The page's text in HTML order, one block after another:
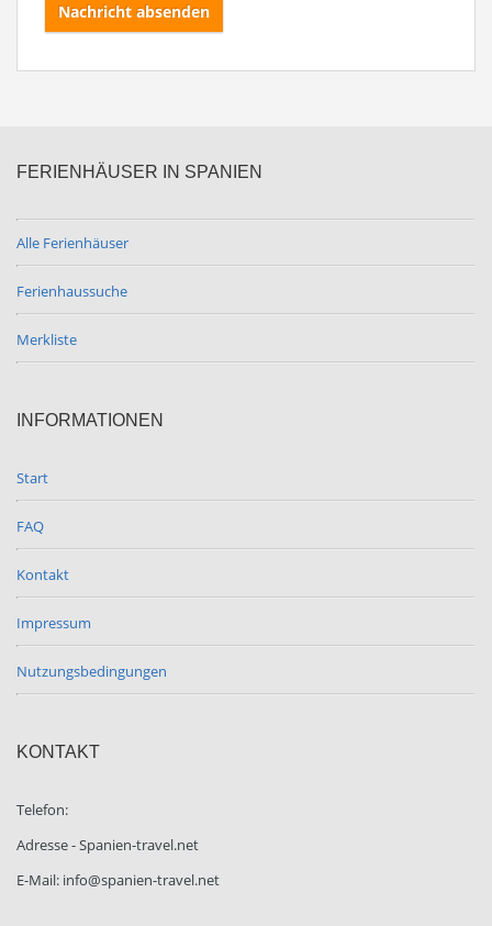
Nachricht absenden
FERIENHÄUSER IN SPANIEN
Alle Ferienhäuser
Ferienhaussuche
Merkliste
INFORMATIONEN
Start
FAQ
Kontakt
Impressum
Nutzungsbedingungen
KONTAKT
Telefon:
Adresse - Spanien-travel.net
E-Mail: info@spanien-travel.net